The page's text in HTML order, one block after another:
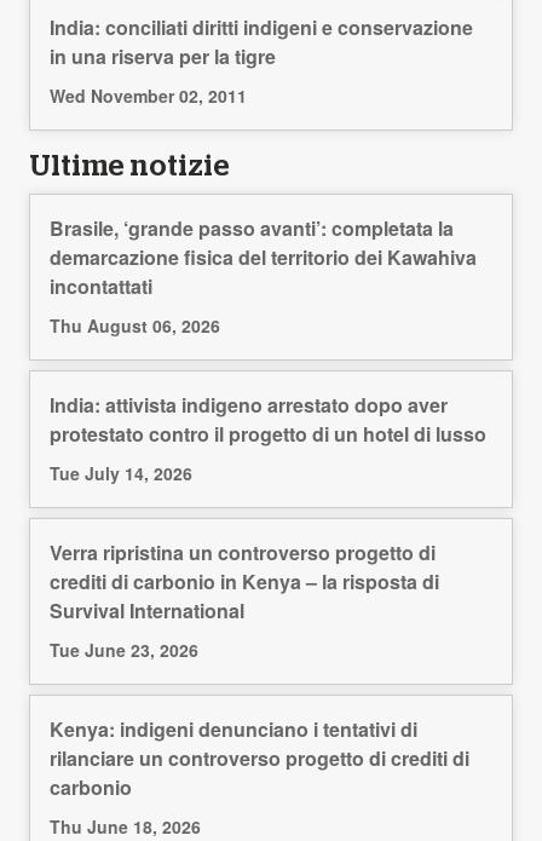
India: conciliati diritti indigeni e conservazione
in una riserva per la tigre
Wed November 02, 2011
Ultime notizie
Brasile, ‘grande passo avanti’: completata la
demarcazione fisica del territorio dei Kawahiva
incontattati
Thu August 06, 2026
India: attivista indigeno arrestato dopo aver
protestato contro il progetto di un hotel di lusso
Tue July 14, 2026
Verra ripristina un controverso progetto di
crediti di carbonio in Kenya – la risposta di
Survival International
Tue June 23, 2026
Kenya: indigeni denunciano i tentativi di
rilanciare un controverso progetto di crediti di
carbonio
Thu June 18, 2026